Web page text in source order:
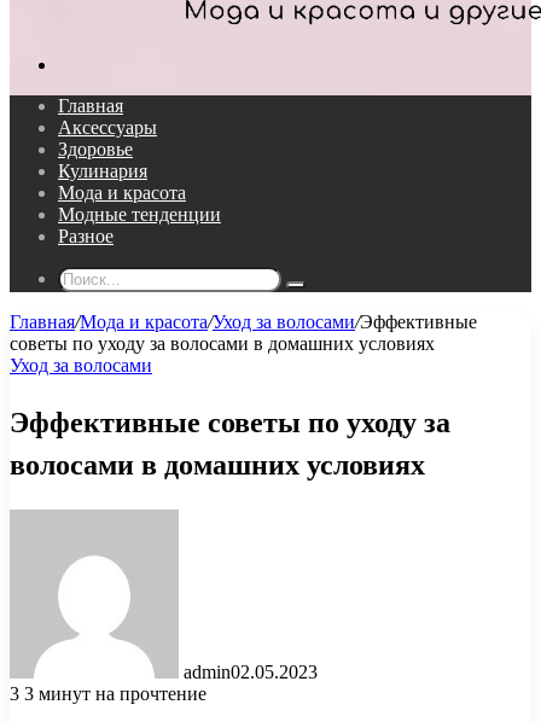
Главная
Аксессуары
Здоровье
Кулинария
Мода и красота
Модные тенденции
Разное
Поиск...
Главная/Мода и красота/Уход за волосами/Эффективные
советы по уходу за волосами в домашних условиях
Уход за волосами
Эффективные советы по уходу за
волосами в домашних условиях
admin02.05.2023
3 3 минут на прочтение